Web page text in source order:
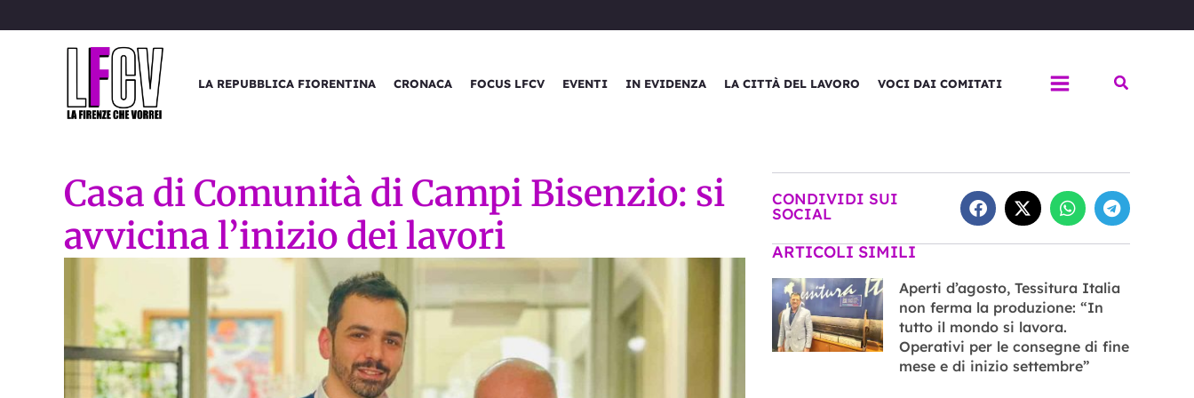
al
LA REPUBBLICA FIORENTINA CRONACA FOCUS LFCV EVENTI IN EVIDENZA LA CITTÀ DEL LAVORO VOCI DAI COMITATI Cerca
Casa di Comunità di Campi Bisenzio: si
avvicina l’inizio dei lavori
CONDIVIDI SUI
SOCIAL
ARTICOLI SIMILI
Aperti d’agosto, Tessitura Italia
non ferma la produzione: “In
tutto il mondo si lavora.
Operativi per le consegne di fine
mese e di inizio settembre”